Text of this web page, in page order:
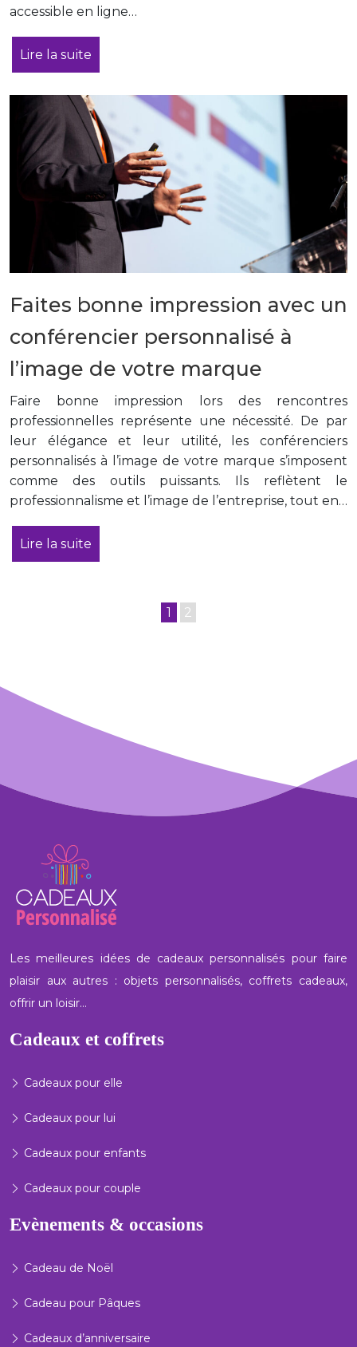
accessible en ligne…
Lire la suite
Faites bonne impression avec un
conférencier personnalisé à
l’image de votre marque
Faire bonne impression lors des rencontres
professionnelles représente une nécessité. De par
leur élégance et leur utilité, les conférenciers
personnalisés à l’image de votre marque s’imposent
comme des outils puissants. Ils reflètent le
professionnalisme et l’image de l’entreprise, tout en…
Lire la suite
1 2
Les meilleures idées de cadeaux personnalisés pour faire
plaisir aux autres : objets personnalisés, coffrets cadeaux,
offrir un loisir…
Cadeaux et coffrets
Cadeaux pour elle
Cadeaux pour lui
Cadeaux pour enfants
Cadeaux pour couple
Evènements & occasions
Cadeau de Noël
Cadeau pour Pâques
Cadeaux d’anniversaire